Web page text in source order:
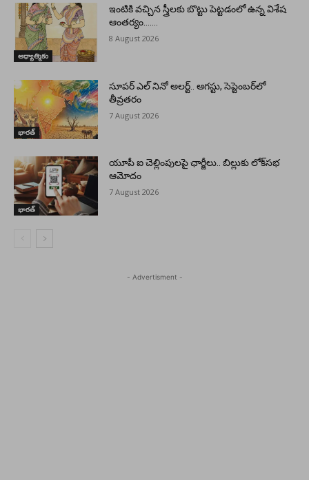
ఆధ్యాత్మికం
ఇంటికి వచ్చిన స్త్రీలకు బొట్టు పెట్టడంలో ఉన్న విశేష
ఆంతర్యం…….
8 August 2026
భారత్
సూపర్ ఎల్ నినో అలర్ట్.. ఆగస్టు, సెప్టెంబర్‌లో
తీవ్రతరం
7 August 2026
భారత్
యూపీ ఐ చెల్లింపులపై ఛార్జీలు.. బిల్లుకు లోక్‌సభ
ఆమోదం
7 August 2026
- Advertisment -